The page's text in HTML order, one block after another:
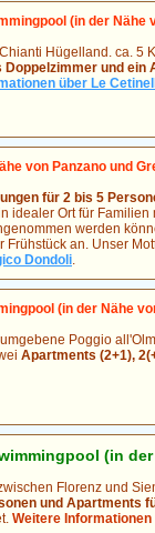
(in der Nähe
Hügelland. ca. 5
Doppelzimmer und ein
über Le
von Panzano und
für 2 bis 5
idealer Ort für Familien
werden
an. Unser
Dondoli.
(in der Nähe
Poggio
Apartments (2+1),
(in der
Florenz und
und Apartments
Weitere Informationen